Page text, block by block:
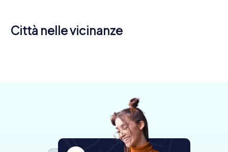
Città nelle vicinanze